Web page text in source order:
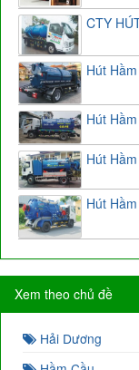
CTY
Hút
Hút
Hút
Hút
Xem theo chủ đề
Hải Dương